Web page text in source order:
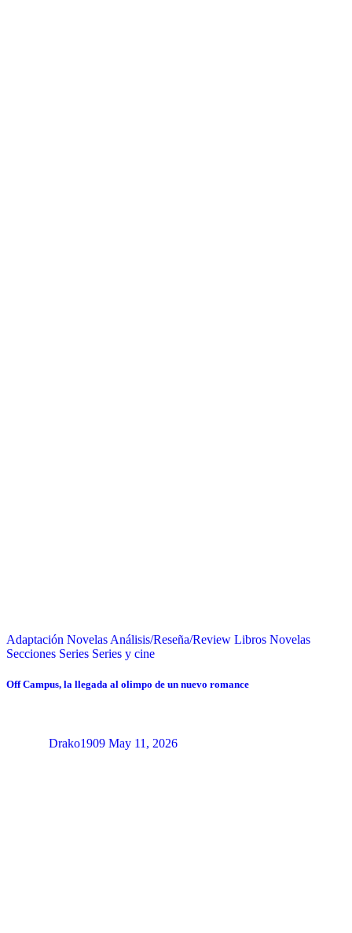
Adaptación Novelas Análisis/Reseña/Review Libros Novelas
Secciones Series Series y cine
Off Campus, la llegada al olimpo de un nuevo romance
Drako1909 May 11, 2026